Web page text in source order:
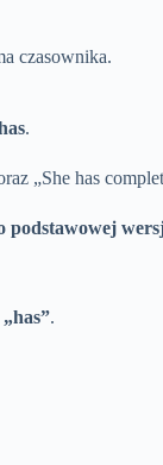
czasownika.
.
„She has
podstawowej
„has”.